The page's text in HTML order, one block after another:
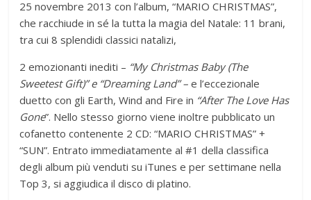
25 novembre 2013 con l’album, “MARIO CHRISTMAS”,
che racchiude in sé la tutta la magia del Natale: 11 brani,
tra cui 8 splendidi classici natalizi,
2 emozionanti inediti – “My Christmas Baby (The
Sweetest Gift)” e “Dreaming Land” –e l’eccezionale
duetto con gli Earth, Wind and Fire in “After The Love Has
Gone”. Nello stesso giorno viene inoltre pubblicato un
cofanetto contenente 2 CD: “MARIO CHRISTMAS” +
“SUN”. Entrato immediatamente al #1 della classifica
degli album più venduti su iTunes e per settimane nella
Top 3, si aggiudica il disco di platino.